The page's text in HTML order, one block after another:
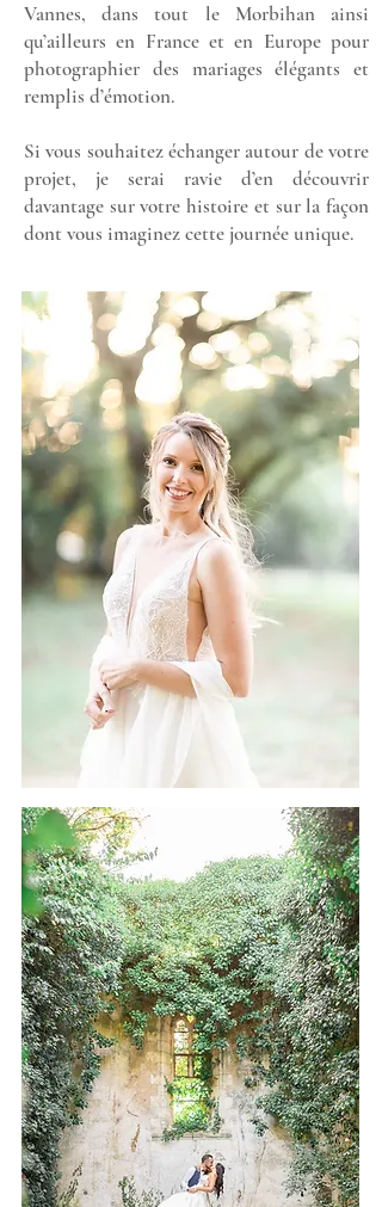
Vannes, dans tout le Morbihan ainsi
qu’ailleurs en France et en Europe pour
photographier des mariages élégants et
remplis d’émotion.
Si vous souhaitez échanger autour de votre
projet, je serai ravie d’en découvrir
davantage sur votre histoire et sur la façon
dont vous imaginez cette journée unique.